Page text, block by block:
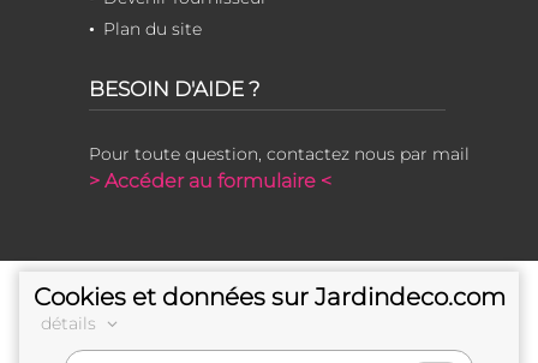
Plan du site
BESOIN D'AIDE ?
Pour toute question, contactez nous par mail
> Accéder au formulaire <
Cookies et données sur Jardindeco.com
détails